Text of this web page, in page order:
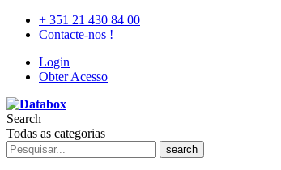
+ 351 21 430 84 00
Contacte-nos !
Login
Obter Acesso
Search
Todas as categorias
search